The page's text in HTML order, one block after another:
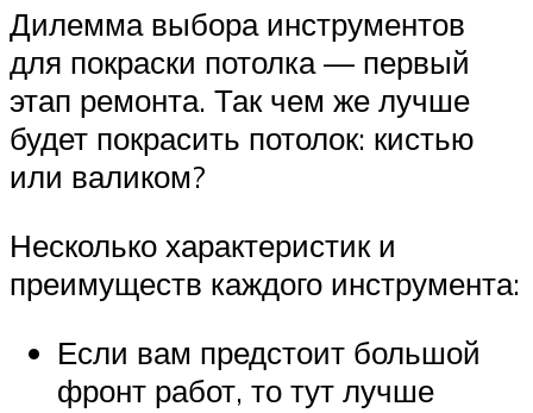
Дилемма выбора инструментов
для покраски потолка — первый
этап ремонта. Так чем же лучше
будет покрасить потолок: кистью
или валиком?
Несколько характеристик и
преимуществ каждого инструмента:
Если вам предстоит большой
фронт работ, то тут лучше